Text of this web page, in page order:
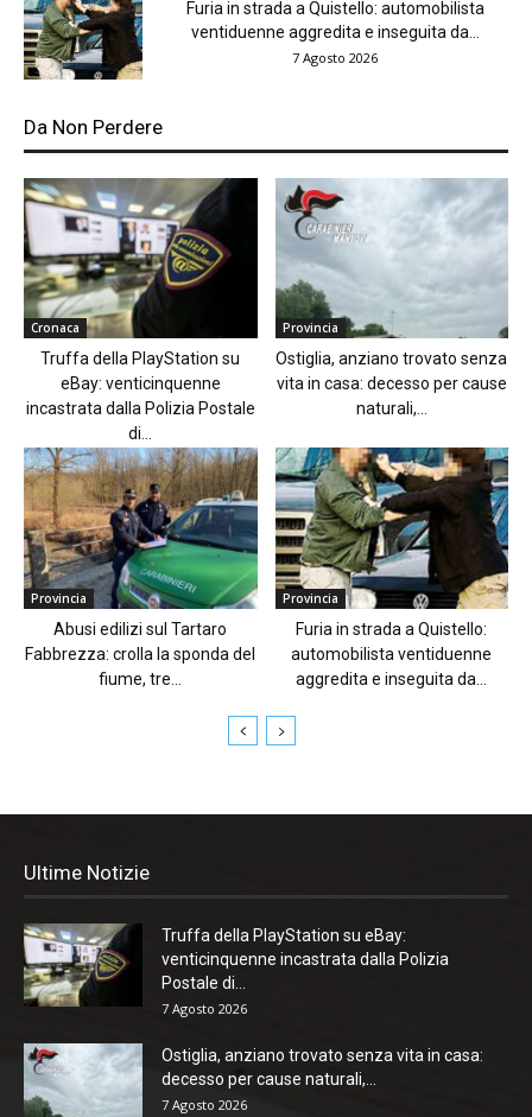
Furia in strada a Quistello: automobilista
ventiduenne aggredita e inseguita da...
7 Agosto 2026
Da Non Perdere
Cronaca
Truffa della PlayStation su
eBay: venticinquenne
incastrata dalla Polizia Postale
di...
Provincia
Ostiglia, anziano trovato senza
vita in casa: decesso per cause
naturali,...
Provincia
Abusi edilizi sul Tartaro
Fabbrezza: crolla la sponda del
fiume, tre...
Provincia
Furia in strada a Quistello:
automobilista ventiduenne
aggredita e inseguita da...
Ultime Notizie
Truffa della PlayStation su eBay:
venticinquenne incastrata dalla Polizia
Postale di...
7 Agosto 2026
Ostiglia, anziano trovato senza vita in casa:
decesso per cause naturali,...
7 Agosto 2026